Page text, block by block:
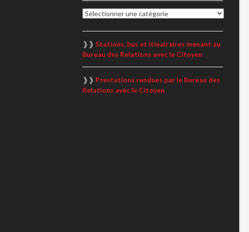
Catégorie
❱❱Stations, bus et itinairaires menant au
Bureau des Relations avec le Citoyen
❱❱ Prestations rendues par le Bureau des
Relations avec le Citoyen